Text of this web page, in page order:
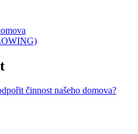
činnost našeho domova?